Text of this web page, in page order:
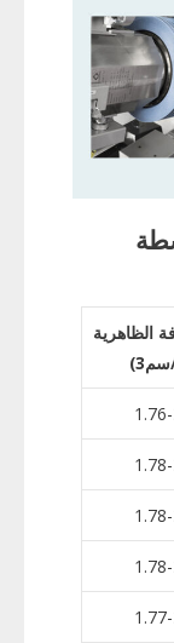
الظاهرية